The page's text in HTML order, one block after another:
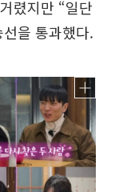
렸지만 “일단
을 통과했다.